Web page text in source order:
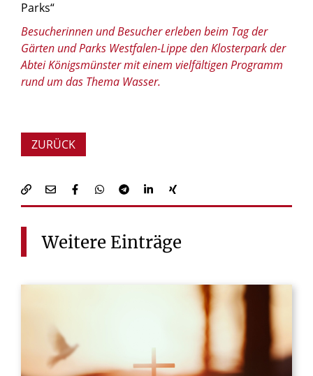
Besucherinnen und Besucher erleben beim Tag der
Gärten und Parks Westfalen-Lippe den Klosterpark der
Abtei Königsmünster mit einem vielfältigen Programm
rund um das Thema Wasser.
ZURÜCK
Weitere Einträge